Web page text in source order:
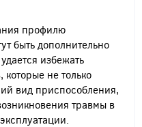
профилю
быть дополнительно
избежать
которые не только
вид приспособления,
травмы в